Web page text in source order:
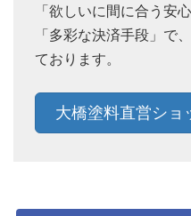
「欲しいに間に合う安
「多彩な決済手段」で
ております。
大橋塗料直営ショ